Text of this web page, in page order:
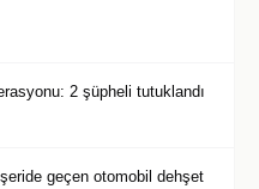
2 şüpheli tutuklandı
geçen otomobil dehşet